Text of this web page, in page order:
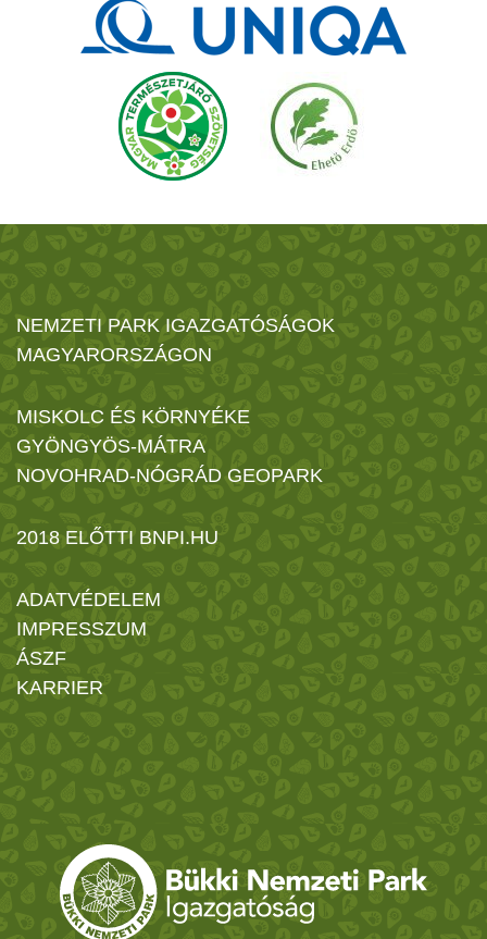
NEMZETI PARK IGAZGATÓSÁGOK
MAGYARORSZÁGON
MISKOLC ÉS KÖRNYÉKE
GYÖNGYÖS-MÁTRA
NOVOHRAD-NÓGRÁD GEOPARK
2018 ELŐTTI BNPI.HU
ADATVÉDELEM
IMPRESSZUM
ÁSZF
KARRIER